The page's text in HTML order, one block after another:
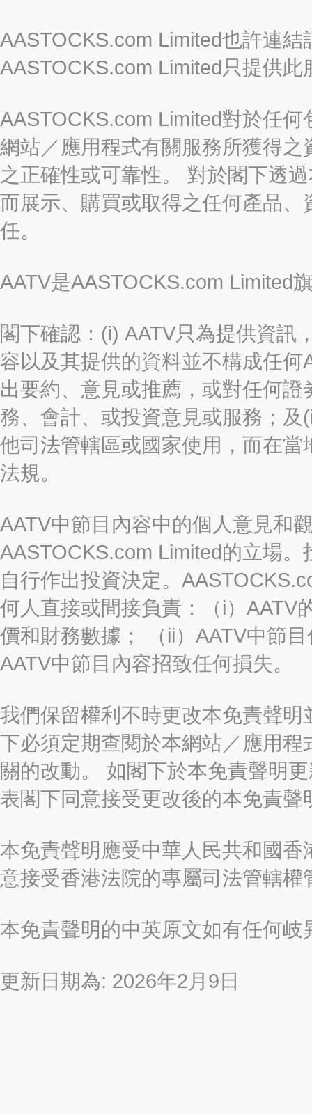
AASTOCKS.com Limited也許連
AASTOCKS.com Limited只提供
AASTOCKS.com Limited對於任
網站／應用程式有關服務所獲得
之正確性或可靠性。 對於閣下透
而展示、購買或取得之任何產品
任。
AATV是AASTOCKS.com Limited
閣下確認：(i) AATV只為提供資訊
容以及其提供的資料並不構成任
出要約、意見或推薦，或對任何
務、會計、或投資意見或服務；
他司法管轄區或國家使用，而在
法規。
AATV中節目內容中的個人意見和
AASTOCKS.com Limited的立場
自行作出投資決定。
何人直接或間接負責：（i）AATV
價和財務數據； （ii）AATV中節
AATV中節目內容招致任何損失。
我們保留權利不時更改本免責聲
下必須定期查閱於本網站／應用
關的改動。 如閣下於本免責聲明
表閣下同意接受更改後的本免責聲
本免責聲明應受中華人民共和國
意接受香港法院的專屬司法管轄權
本免責聲明的中英原文如有任何
更新日期為: 2026年2月9日